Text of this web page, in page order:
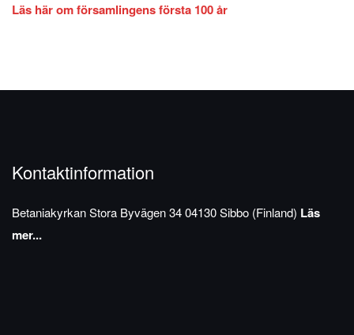
Läs här om församlingens första 100 år
Kontaktinformation
BetaniakyrkanStora Byvägen 3404130 Sibbo (Finland) Läs
mer...